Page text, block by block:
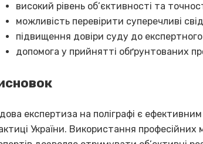
високий рівень об’єктивності та
можливість перевірити суперечливі
підвищення довіри суду до
допомога у прийнятті обґрунтованих
експертиза на поліграфі є
України. Використання